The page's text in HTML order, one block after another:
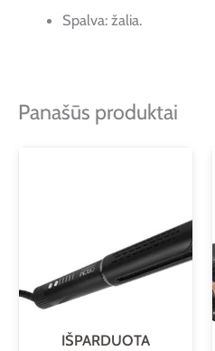
Spalva: žalia.
Panašūs produktai
IŠPARDUOTA